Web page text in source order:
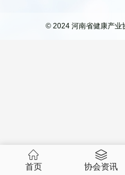
首页 协会资讯
© 2024 河南省健康产业